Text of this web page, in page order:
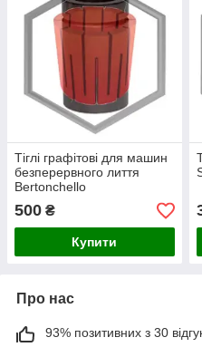
Тіглі графітові для машин
безперервного лиття
Bertonchello
500 ₴
Купити
Про нас
93% позитивних з 30